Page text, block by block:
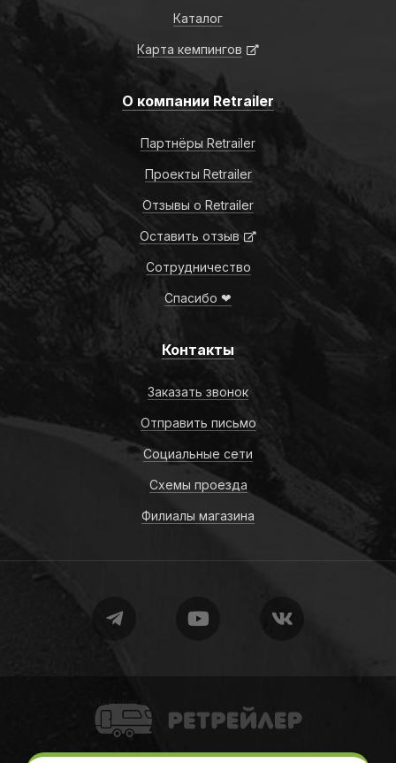
Каталог
Карта кемпингов
О компании Retrailer
Партнёры Retrailer
Проекты Retrailer
Отзывы о Retrailer
Оставить отзыв
Сотрудничество
Спасибо ❤
Контакты
Заказать звонок
Отправить письмо
Социальные сети
Схемы проезда
Филиалы магазина
Retrailer